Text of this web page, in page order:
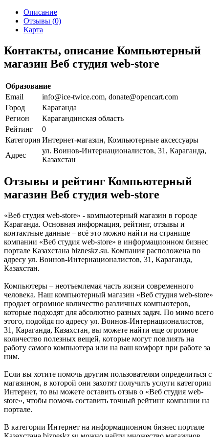
Описание
Отзывы (0)
Карта
Контакты, описание Компьютерный
магазин Веб студия web-store
Образование
Email
info@ice-twice.com, donate@opencart.com
Город
Караганда
Регион
Карагандинская область
Рейтинг
0
Категория Интернет-магазин, Компьютерные аксессуары
Адрес
ул. Воинов-Интернационалистов, 31, Караганда,
Казахстан
Отзывы и рейтинг Компьютерный
магазин Веб студия web-store
«Веб студия web-store» - компьютерный магазин в городе
Караганда. Основная информация, рейтинг, отзывы и
контактные данные – всё это можно найти на странице
компании «Веб студия web-store» в информационном бизнес
портале Казахстана bizneskz.su. Компания расположена по
адресу ул. Воинов-Интернационалистов, 31, Караганда,
Казахстан.
Компьютеры – неотъемлемая часть жизни современного
человека. Наш компьютерный магазин «Веб студия web-store»
продает огромное количество различных компьютеров,
которые подходят для абсолютно разных задач. По мимо всего
этого, подойдя по адресу ул. Воинов-Интернационалистов,
31, Караганда, Казахстан, вы можете найти еще огромное
количество полезных вещей, которые могут повлиять на
работу самого компьютера или на ваш комфорт при работе за
ним.
Если вы хотите помочь другим пользователям определиться с
магазином, в которой они захотят получить услуги категории
Интернет, то вы можете оставить отзыв о «Веб студия web-
store», чтобы помочь составить точный рейтинг компании на
портале.
В категории Интернет на информационном бизнес портале